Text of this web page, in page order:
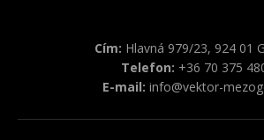
Cím: Hlavná 979/23, 924 01
Telefon: +36 70 375
E-mail: info@vektor-